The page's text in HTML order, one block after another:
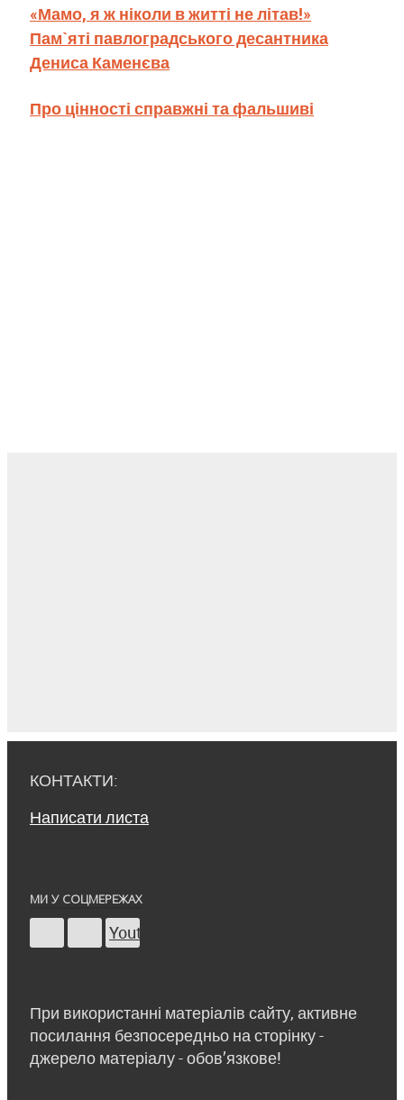
«Мамо, я ж ніколи в житті не літав!»
Пам`яті павлоградського десантника
Дениса Каменєва
Про цінності справжні та фальшиві
КОНТАКТИ:
Написати листа
МИ У СОЦМЕРЕЖАХ
Youtube
При використанні матеріалів сайту, активне
посилання безпосередньо на сторінку -
джерело матеріалу - обов’язкове!